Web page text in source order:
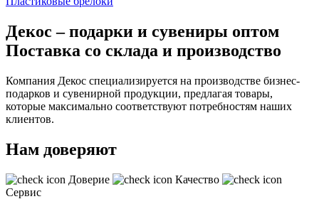
Декос – подарки и сувениры оптом
Поставка со склада и производство
Компания Декос специализируется на производстве бизнес-
подарков и сувенирной продукции, предлагая товары,
которые максимально соответствуют потребностям наших
клиентов.
Нам доверяют
Доверие
Качество
Сервис